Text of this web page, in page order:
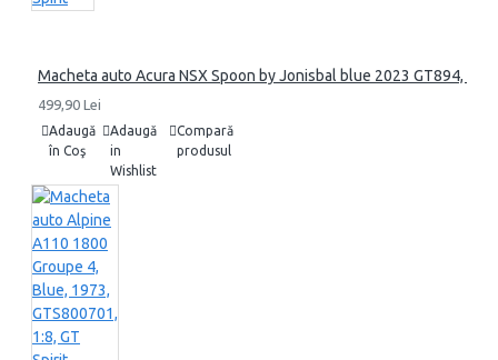
Macheta auto Acura NSX Spoon by Jonisbal blue 2023 GT894,
499,90 Lei
Adaugă
în Coş
Adaugă
in
Wishlist
Compară
produsul